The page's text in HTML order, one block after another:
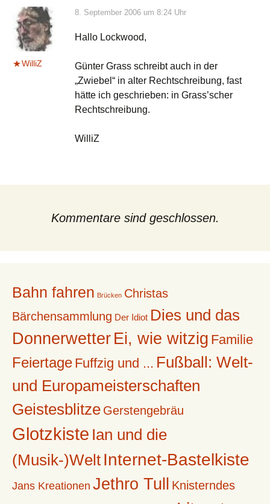
WilliZ
8. September 2006 um 8:24 Uhr
Hallo Lockwood,
Günter Grass schreibt auch in der
„Zwiebel“ in alter Rechtschreibung, fast
hätte ich geschrieben: in Grass’scher
Rechtschreibung.
WilliZ
Kommentare sind geschlossen.
Bahn fahren Brücken Christas
Bärchensammlung Der Idiot Dies und das
Donnerwetter Ei, wie witzig Familie
Feiertage Fuffzig und ... Fußball: Welt-
und Europameisterschaften
Geistesblitze Gerstengebräu
Glotzkiste Ian und die
(Musik-)Welt Internet-Bastelkiste
Jans Kreationen Jethro Tull Knisterndes